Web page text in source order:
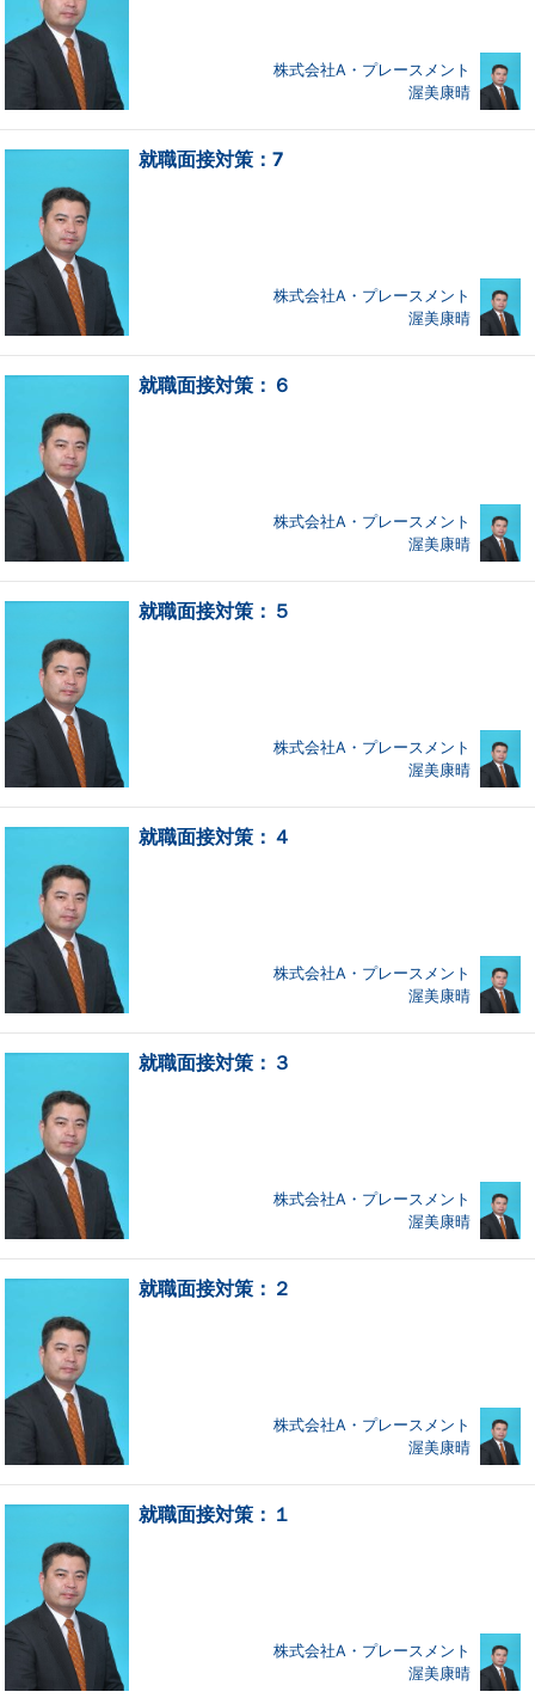
株式会社A・プレースメント
渥美康晴
就職面接対策：7
株式会社A・プレースメント
渥美康晴
就職面接対策：６
株式会社A・プレースメント
渥美康晴
就職面接対策：５
株式会社A・プレースメント
渥美康晴
就職面接対策：４
株式会社A・プレースメント
渥美康晴
就職面接対策：３
株式会社A・プレースメント
渥美康晴
就職面接対策：２
株式会社A・プレースメント
渥美康晴
就職面接対策：１
株式会社A・プレースメント
渥美康晴